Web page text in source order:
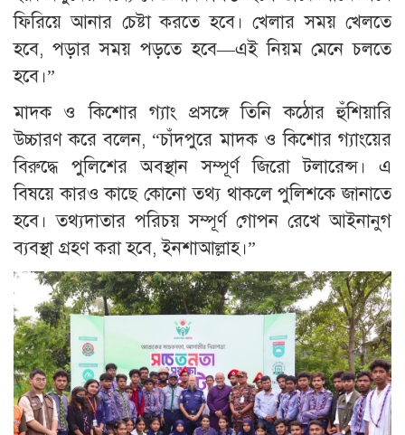
ফিরিয়ে আনার চেষ্টা করতে হবে। খেলার সময় খেলতে
হবে, পড়ার সময় পড়তে হবে—এই নিয়ম মেনে চলতে
হবে।”
মাদক ও কিশোর গ্যাং প্রসঙ্গে তিনি কঠোর হুঁশিয়ারি
উচ্চারণ করে বলেন, “চাঁদপুরে মাদক ও কিশোর গ্যাংয়ের
বিরুদ্ধে পুলিশের অবস্থান সম্পূর্ণ জিরো টলারেন্স। এ
বিষয়ে কারও কাছে কোনো তথ্য থাকলে পুলিশকে জানাতে
হবে। তথ্যদাতার পরিচয় সম্পূর্ণ গোপন রেখে আইনানুগ
ব্যবস্থা গ্রহণ করা হবে, ইনশাআল্লাহ।”